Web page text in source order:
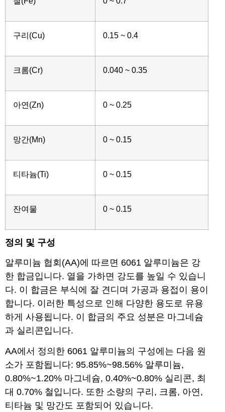
구리(Cu) 0.15 ~ 0.4
크롬(Cr) 0.040 ~ 0.35
아연(Zn) 0 ~ 0.25
망간(Mn) 0 ~ 0.15
티타늄(Ti) 0 ~ 0.15
잔여물 0 ~ 0.15
정의 및 구성
알루미늄 협회(AA)에 따르면 6061 알루미늄은 강
한 합금입니다. 열을 가하면 강도를 높일 수 있습니
다. 이 합금은 부식에 잘 견디며 가공과 용접이 용이
합니다. 이러한 특성으로 인해 다양한 용도로 유용
하게 사용됩니다. 이 합금의 주요 성분은 마그네슘
과 실리콘입니다.
AA에서 정의한 6061 알루미늄의 구성에는 다음 원
소가 포함됩니다: 95.85%~98.56% 알루미늄,
0.80%~1.20% 마그네슘, 0.40%~0.80% 실리콘, 최
대 0.70% 철입니다. 또한 소량의 구리, 크롬, 아연,
티타늄 및 망간도 포함되어 있습니다.